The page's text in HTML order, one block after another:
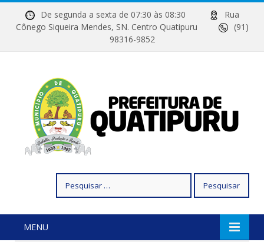
De segunda a sexta de 07:30 às 08:30
Rua
Cônego Siqueira Mendes, SN. Centro Quatipuru
(91)
98316-9852
por:
MENU